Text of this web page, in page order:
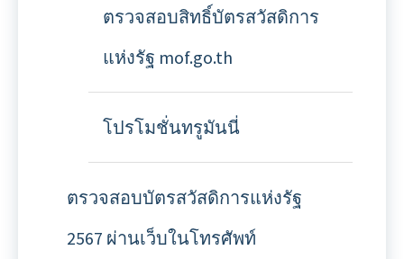
ตรวจสอบสิทธิ์บัตรสวัสดิการ
แห่งรัฐ mof.go.th
โปรโมชั่นทรูมันนี่
ตรวจสอบบัตรสวัสดิการแห่งรัฐ
2567 ผ่านเว็บในโทรศัพท์